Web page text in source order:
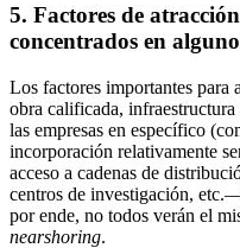
5. Factores de
concentrados en
Los factores importantes para
obra calificada,
las empresas en específico
incorporación relativamente
acceso a cadenas de
centros de investigación,
por ende, no todos verán el
nearshoring.